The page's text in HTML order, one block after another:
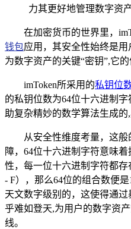
力其更好地管理数字资
在加密货币的世界里，
钱包应用，其安全性始终是
为数字资产的关键“密钥”,它
imToken所采用的私钥位
的私钥位数为64位十六进制
助复杂精妙的数学算法生成的
从安全性维度考量，这
障，64位十六进制字符意味
性，每一位十六进制字符都存
- F），那么64位的组合数便
天文数字级别的，这使得通
乎难如登天,为用户的数字资
线。